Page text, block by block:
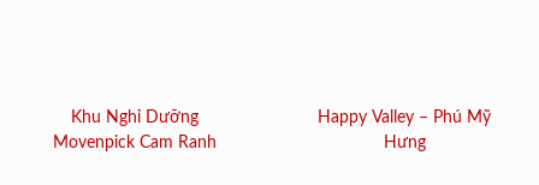
Khu Nghỉ Dưỡng
Movenpick Cam Ranh
Happy Valley – Phú Mỹ
Hưng